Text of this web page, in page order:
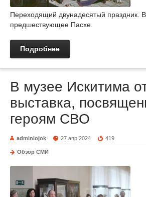
Переходящий двунадесятый праздник.
предшествующее Пасхе.
Подробнее
В музее Искитима
выставка,
героям СВО
adminlojok 27 апр 2024 419
Обзор СМИ